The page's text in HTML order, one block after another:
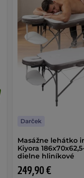
Masážne lehátko
Kiyora
dielne hliníkové
249,90 €
Darček